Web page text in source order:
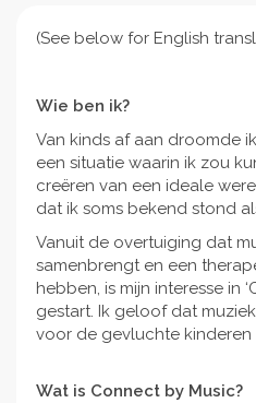
(See below for English
Wie ben ik?
Van kinds af aan droomde
een situatie waarin ik zou
creëren van een ideale
dat ik soms bekend stond
Vanuit de overtuiging dat
samenbrengt en een
hebben, is mijn interesse in
gestart. Ik geloof dat
voor de gevluchte kinderen
Wat is Connect by Music?